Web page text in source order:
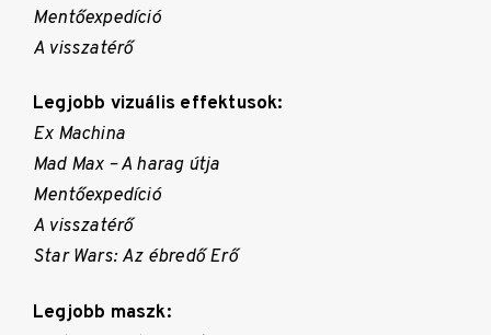
Mentőexpedíció
A visszatérő
Legjobb vizuális effektusok:
Ex Machina
Mad Max – A harag útja
Mentőexpedíció
A visszatérő
Star Wars: Az ébredő Erő
Legjobb maszk: